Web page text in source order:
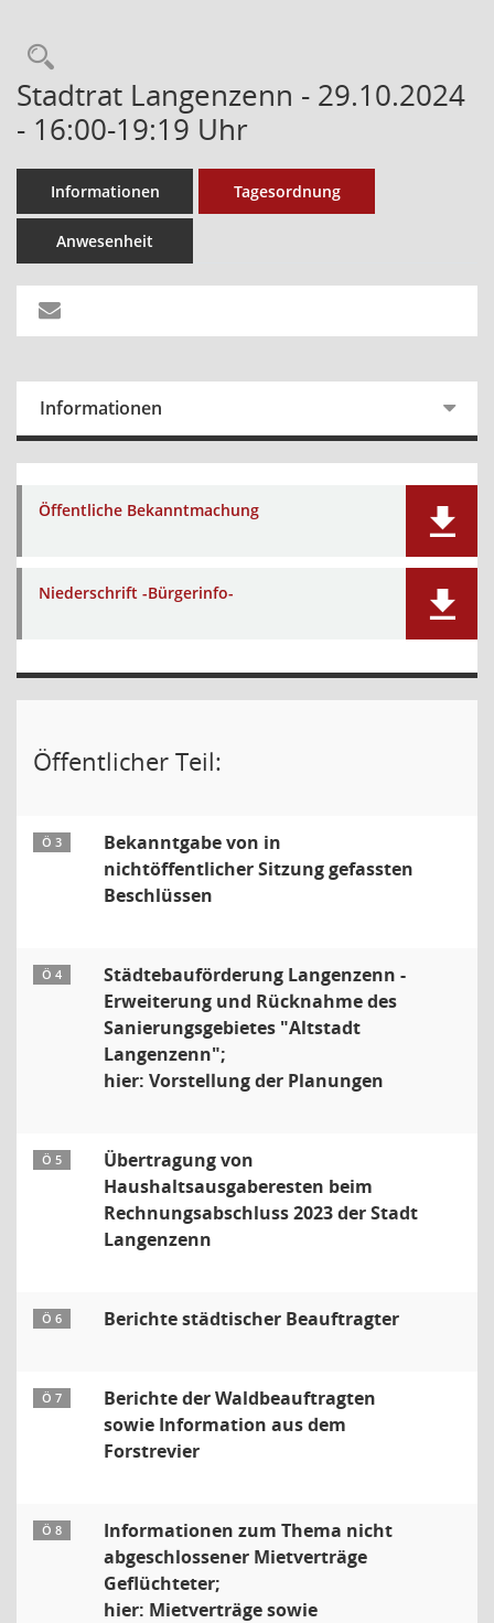
Stadtrat Langenzenn - 29.10.2024
- 16:00-19:19 Uhr
Informationen Tagesordnung
Anwesenheit
Informationen
Öffentliche Bekanntmachung
Niederschrift -Bürgerinfo-
Öffentlicher Teil:
Ö 3
Bekanntgabe von in
nichtöffentlicher Sitzung gefassten
Beschlüssen
Ö 4
Städtebauförderung Langenzenn -
Erweiterung und Rücknahme des
Sanierungsgebietes "Altstadt
Langenzenn";
hier: Vorstellung der Planungen
Ö 5
Übertragung von
Haushaltsausgaberesten beim
Rechnungsabschluss 2023 der Stadt
Langenzenn
Ö 6 Berichte städtischer Beauftragter
Ö 7
Berichte der Waldbeauftragten
sowie Information aus dem
Forstrevier
Ö 8
Informationen zum Thema nicht
abgeschlossener Mietverträge
Geflüchteter;
hier: Mietverträge sowie